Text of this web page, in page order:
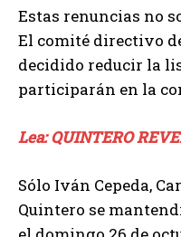
Estas renuncias no
El comité directivo
decidido reducir la
participarán en la
Lea: QUINTERO
Sólo Iván Cepeda,
Quintero se